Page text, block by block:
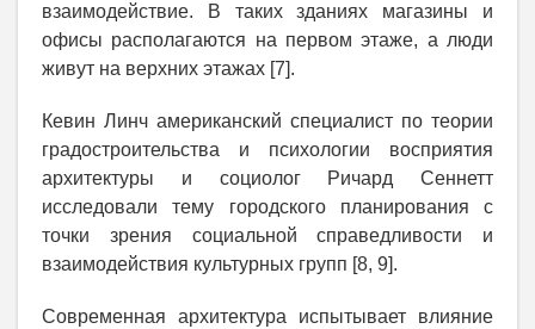
взаимодействие. В таких зданиях магазины и
офисы располагаются на первом этаже, а люди
живут на верхних этажах [7].
Кевин Линч американский специалист по теории
градостроительства и психологии восприятия
архитектуры и социолог Ричард Сеннетт
исследовали тему городского планирования с
точки зрения социальной справедливости и
взаимодействия культурных групп [8, 9].
Современная архитектура испытывает влияние